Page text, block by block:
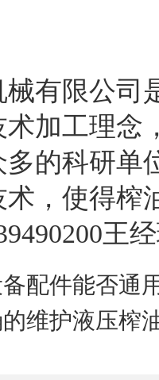
限公司
加工理念
的科研单
，使得榨
王
备配件能否通
维护液压榨